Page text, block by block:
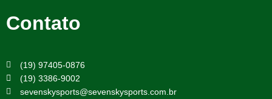
Contato
(19) 97405-0876
(19) 3386-9002
sevenskysports@sevenskysports.com.br